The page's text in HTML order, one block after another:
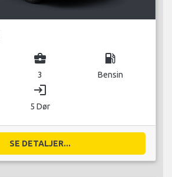
business_center
3
local_gas_station
Bensin
login
5 Dør
SE DETALJER...